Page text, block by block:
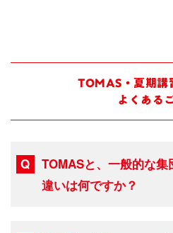
TOMAS・夏期講
よくある
TOMASと、一般的な
違いは何ですか？